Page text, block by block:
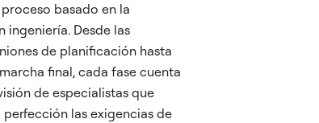
basado en la
ingeniería. Desde las
de planificación hasta
final, cada fase cuenta
de especialistas que
las exigencias de